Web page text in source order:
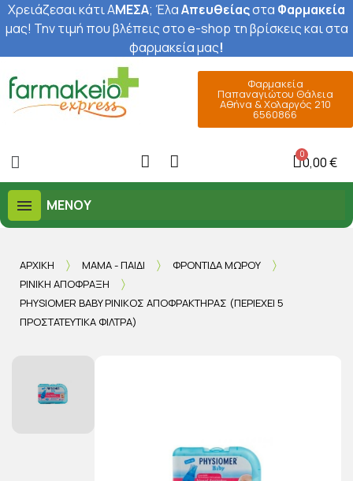
Χρειάζεσαι κάτι ΑΜΕΣΑ; ΈλαΑπευθείαςστα Φαρμακεία
μας! Την τιμή που βλέπεις στο e-shop τη βρίσκεις και στα
φαρμακεία μας!
Φαρμακεία
Παπαναγιώτου Θάλεια
Αθήνα & Χολαργός 210
6560866
0,00 €
ΜΕΝΟΎ
ΑΡΧΙΚΉ ΜΑΜΆ - ΠΑΙΔΊ
ΦΡΟΝΤΊΔΑ ΜΩΡΟΎ
ΡΙΝΙΚΉ ΑΠΌΦΡΑΞΗ
PHYSIOMER BABY ΡΙΝΙΚΌΣ ΑΠΟΦΡΑΚΤΉΡΑΣ (ΠΕΡΙΈΧΕΙ 5
ΠΡΟΣΤΑΤΕΥΤΙΚΆ ΦΊΛΤΡΑ)